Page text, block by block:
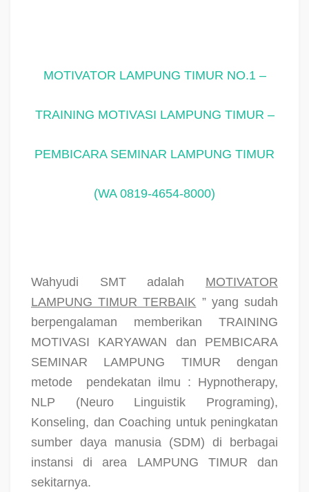
MOTIVATOR LAMPUNG TIMUR NO.1 –
TRAINING MOTIVASI LAMPUNG TIMUR –
PEMBICARA SEMINAR LAMPUNG TIMUR
(WA 0819-4654-8000)
Wahyudi SMT adalah MOTIVATOR
LAMPUNG TIMUR TERBAIK ” yang sudah
berpengalaman memberikan TRAINING
MOTIVASI KARYAWAN dan PEMBICARA
SEMINAR LAMPUNG TIMUR dengan
metode
pendekatan ilmu : Hypnotherapy,
NLP (Neuro Linguistik Programing),
Konseling, dan Coaching untuk peningkatan
sumber daya manusia (SDM) di berbagai
instansi di area LAMPUNG TIMUR dan
sekitarnya.